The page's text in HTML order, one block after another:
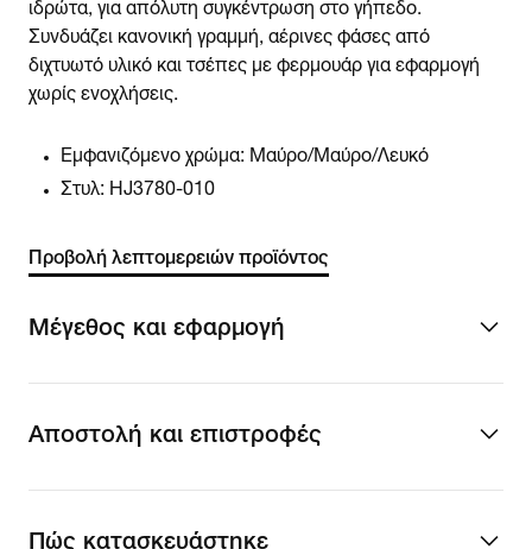
ιδρώτα, για απόλυτη συγκέντρωση στο γήπεδο.
Συνδυάζει κανονική γραμμή, αέρινες φάσες από
διχτυωτό υλικό και τσέπες με φερμουάρ για εφαρμογή
χωρίς ενοχλήσεις.
Εμφανιζόμενο χρώμα: Μαύρο/Μαύρο/Λευκό
Στυλ: HJ3780-010
Προβολή λεπτομερειών προϊόντος
Μέγεθος και εφαρμογή
Αποστολή και επιστροφές
Πώς κατασκευάστηκε